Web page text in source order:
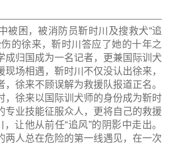
被困，被消防员靳时川及搜救犬“追
的徐来，靳时川答应了她的十年之
成归国成为一名记者，更兼国际训犬
现场相遇，靳时川不仅没认出徐来，
，徐来不顾误解为救援队报道正名。
，徐来以国际训犬师的身份成为靳时
专业技能征服众人，更将自己的救援
，让他从前任“追风”的阴影中走出。
两人总在危险的第一线遇见，在一次